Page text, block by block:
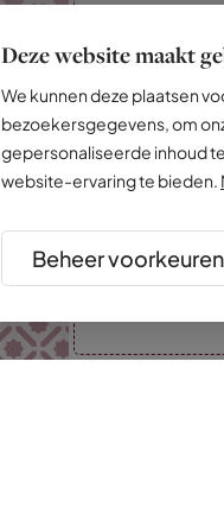
Deze website maakt
We kunnen deze plaatsen
bezoekersgegevens, om
gepersonaliseerde inhoud
website-ervaring te bieden.
Beheer voorkeuren